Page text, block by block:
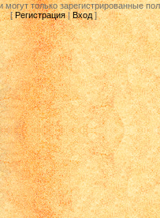
только зарегистрированные
[Регистрация|Вход]